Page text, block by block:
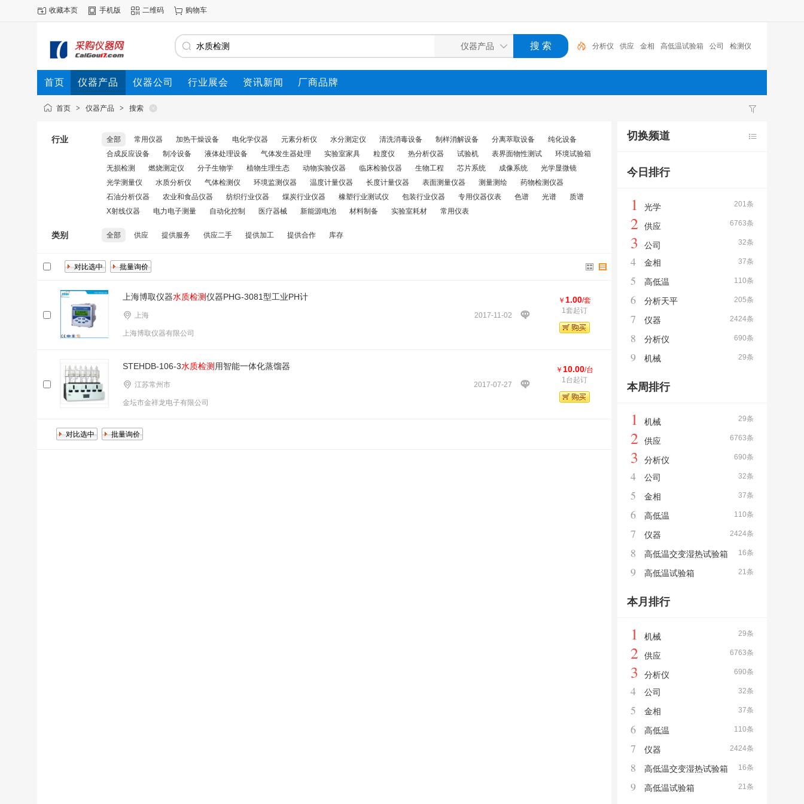
收藏本页 手机版 二维码 购物车
分析仪 供应 金相 高低温试验箱 公司 检测仪
高低温 冲击试验机 机械 仪器
首页 仪器产品 仪器公司 行业展会 资讯新闻 厂商品牌
首页 > 仪器产品 > 搜索
行业 全部 常用仪器 加热干燥设备 电化学仪器 元素分析仪 水分测定仪 清洗消毒设备 制样消解设备 分离萃取设备
纯化设备
合成反应设备
制冷设备 液体处理设备 气体发生器处理 实验室家具 粒度仪 热分析仪器 试验机 表界面物性测试
环境试验箱
无损检测
燃烧测定仪 分子生物学 植物生理生态 动物实验仪器 临床检验仪器 生物工程 芯片系统 成像系统
光学显微镜
光学测量仪
水质分析仪 气体检测仪 环境监测仪器 温度计量仪器 长度计量仪器 表面测量仪器 测量测绘
药物检测仪器
石油分析仪器
农业和食品仪器 纺织行业仪器 煤炭行业仪器 橡塑行业测试仪 包装行业仪器 专用仪器仪表 色谱 光谱
质谱
X射线仪器
电力电子测量 自动化控制 医疗器械 新能源电池 材料制备 实验室耗材 常用仪表
类别 全部 供应 提供服务 供应二手 提供加工 提供合作 库存
上海博取仪器水质检测仪器PHG-3081型工业PH计
2017-11-02
上海
上海博取仪器有限公司
￥ 1.00/套
1套起订
STEHDB-106-3水质检测 用智能一体化蒸馏器
2017-07-27
江苏常州市
金坛市金祥龙电子有限公司
￥ 10.00/台
1台起订
切换频道
今日排行
201条
1 光学
6763条
2 供应
32条
3 公司
37条
4 金相
110条
5 高低温
205条
6 分析天平
2424条
7 仪器
690条
8 分析仪
29条
9 机械
本周排行
29条
1 机械
6763条
2 供应
690条
3 分析仪
32条
4 公司
37条
5 金相
110条
6 高低温
2424条
7 仪器
16条
8 高低温交变湿热试验箱
21条
9 高低温试验箱
本月排行
29条
1 机械
6763条
2 供应
690条
3 分析仪
32条
4 公司
37条
5 金相
110条
6 高低温
2424条
7 仪器
16条
8 高低温交变湿热试验箱
21条
9 高低温试验箱